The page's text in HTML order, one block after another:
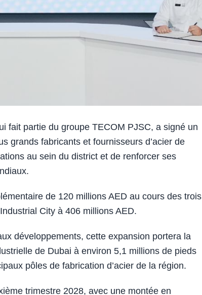
fait partie du groupe TECOM PJSC, a signé un
grands fabricants et fournisseurs d’acier de
au sein du district et de renforcer ses
de 120 millions AED au cours des trois
City à 406 millions AED.
développements, cette expansion portera la
de Dubai à environ 5,1 millions de pieds
pôles de fabrication d’acier de la région.
trimestre 2028, avec une montée en